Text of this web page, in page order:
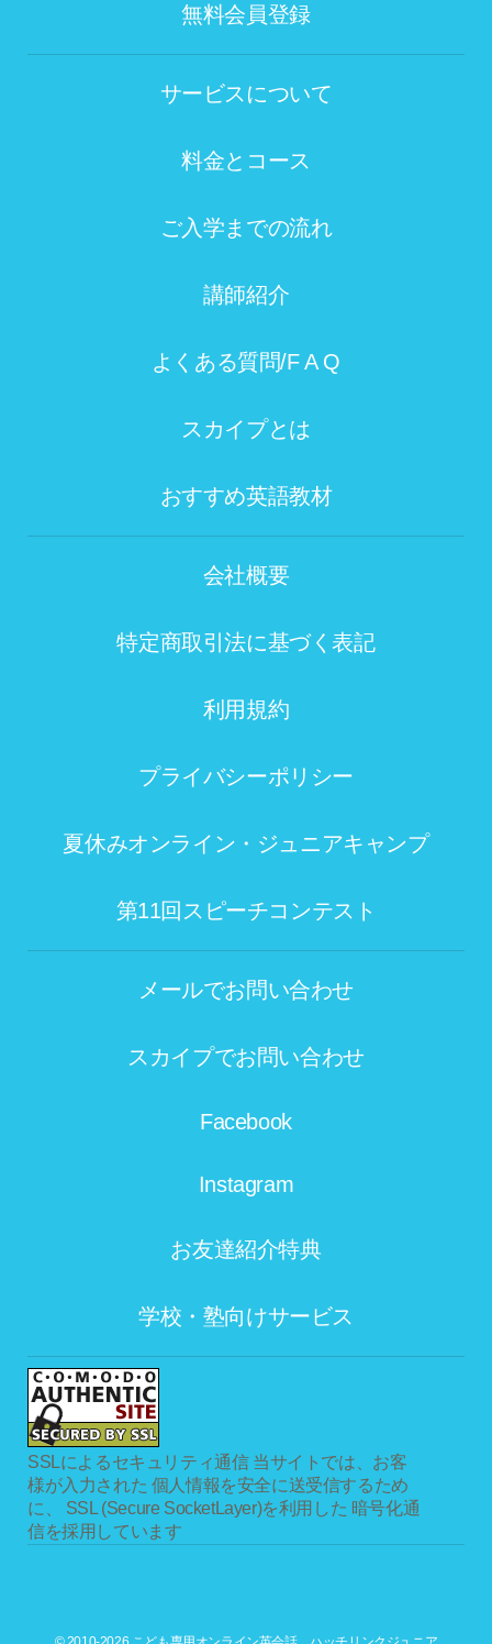
無料会員登録
サービスについて
料金とコース
ご入学までの流れ
講師紹介
よくある質問/F A Q
スカイプとは
おすすめ英語教材
会社概要
特定商取引法に基づく表記
利用規約
プライバシーポリシー
夏休みオンライン・ジュニアキャンプ
第11回スピーチコンテスト
メールでお問い合わせ
スカイプでお問い合わせ
Facebook
Instagram
お友達紹介特典
学校・塾向けサービス
SSLによるセキュリティ通信 当サイトでは、お客
様が入力された 個人情報を安全に送受信するため
に、 SSL (Secure SocketLayer)を利用した 暗号化通
信を採用しています